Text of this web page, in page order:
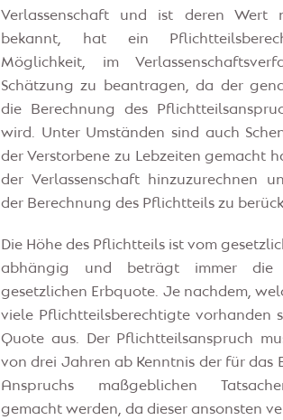
Verlassenschaft und ist deren Wert
bekannt, hat ein
Möglichkeit, im
Schätzung zu beantragen, da der
die Berechnung des
wird. Unter Umständen sind auch
der Verstorbene zu Lebzeiten gemacht
der Verlassenschaft hinzuzurechnen
der Berechnung des Pflichtteils zu
Die Höhe des Pflichtteils ist vom
abhängig und beträgt immer die
gesetzlichen Erbquote. Je nachdem,
viele Pflichtteilsberechtigte vorhanden
Quote aus. Der Pflichtteilsanspruch
von drei Jahren ab Kenntnis der für das
Anspruchs maßgeblichen
gemacht werden, da dieser ansonsten